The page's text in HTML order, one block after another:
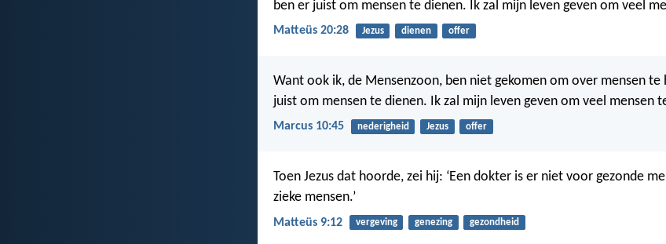
ben er juist om mensen te dienen. Ik zal mijn leven geven om veel
Matteüs 20:28 Jezus dienen offer
Want ook ik, de Mensenzoon, ben niet gekomen om over mensen te
juist om mensen te dienen. Ik zal mijn leven geven om veel mensen
Marcus 10:45 nederigheid Jezus offer
Toen Jezus dat hoorde, zei hij: ‘Een dokter is er niet voor gezonde
zieke mensen.’
Matteüs 9:12 vergeving genezing gezondheid